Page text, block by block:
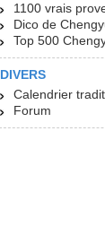
1100 vrais
Dico de
Top 500
DIVERS
Calendrier
Forum